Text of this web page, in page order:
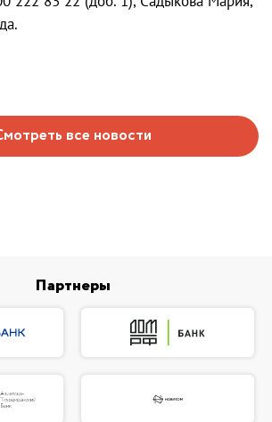
все новости
Партнеры